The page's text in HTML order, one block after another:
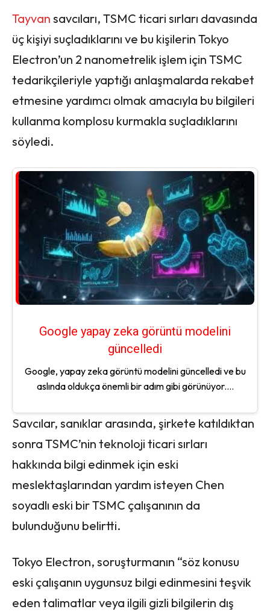
Tayvan savcıları, TSMC ticari sırları davasında
üç kişiyi suçladıklarını ve bu kişilerin Tokyo
Electron’un 2 nanometrelik işlem için TSMC
tedarikçileriyle yaptığı anlaşmalarda rekabet
etmesine yardımcı olmak amacıyla bu bilgileri
kullanma komplosu kurmakla suçladıklarını
söyledi.
Google yapay zeka görüntü modelini
güncelledi
Google, yapay zeka görüntü modelini güncelledi ve bu
aslında oldukça önemli bir adım gibi görünüyor....
Savcılar, sanıklar arasında, şirkete katıldıktan
sonra TSMC’nin teknoloji ticari sırları
hakkında bilgi edinmek için eski
meslektaşlarından yardım isteyen Chen
soyadlı eski bir TSMC çalışanının da
bulunduğunu belirtti.
Tokyo Electron, soruşturmanın “söz konusu
eski çalışanın uygunsuz bilgi edinmesini teşvik
eden talimatlar veya ilgili gizli bilgilerin dış